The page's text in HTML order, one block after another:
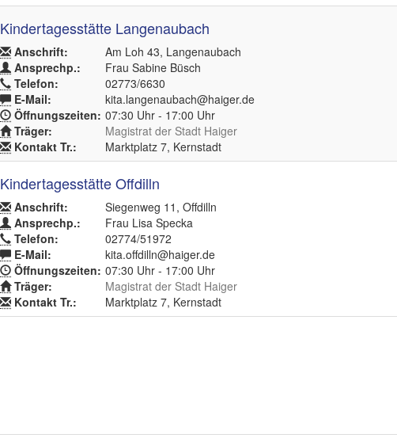
Kindertagesstätte Langenaubach
Anschrift:
Am Loh 43, Langenaubach
Ansprechp.:
Frau Sabine Büsch
Telefon:
02773/6630
E-Mail:
kita.langenaubach@haiger.de
Öffnungszeiten: 07:30 Uhr - 17:00 Uhr
Träger:
Magistrat der Stadt Haiger
Kontakt Tr.:
Marktplatz 7, Kernstadt
Kindertagesstätte Offdilln
Anschrift:
Siegenweg 11, Offdilln
Ansprechp.:
Frau Lisa Specka
Telefon:
02774/51972
E-Mail:
kita.offdilln@haiger.de
Öffnungszeiten: 07:30 Uhr - 17:00 Uhr
Träger:
Magistrat der Stadt Haiger
Kontakt Tr.:
Marktplatz 7, Kernstadt